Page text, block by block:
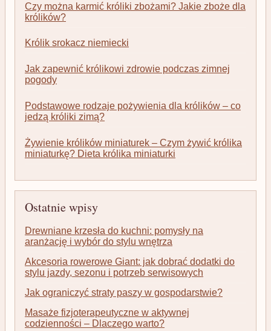
Czy można karmić króliki zbożami? Jakie zboże dla
królików?
Królik srokacz niemiecki
Jak zapewnić królikowi zdrowie podczas zimnej
pogody
Podstawowe rodzaje pożywienia dla królików – co
jedzą króliki zimą?
Żywienie królików miniaturek – Czym żywić królika
miniaturkę? Dieta królika miniaturki
Ostatnie wpisy
Drewniane krzesła do kuchni: pomysły na
aranżację i wybór do stylu wnętrza
Akcesoria rowerowe Giant: jak dobrać dodatki do
stylu jazdy, sezonu i potrzeb serwisowych
Jak ograniczyć straty paszy w gospodarstwie?
Masaże fizjoterapeutyczne w aktywnej
codzienności – Dlaczego warto?